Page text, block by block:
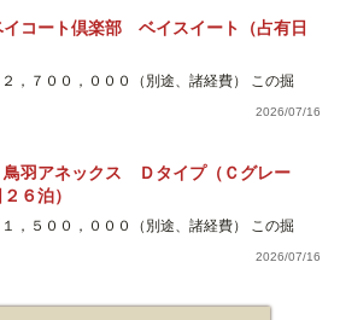
イコート倶楽部 ベイスイート（占有日
７００，０００（別途、諸経費） この掘
2026/07/16
羽アネックス Ｄタイプ（Ｃグレー
６泊）
５００，０００（別途、諸経費） この掘
2026/07/16